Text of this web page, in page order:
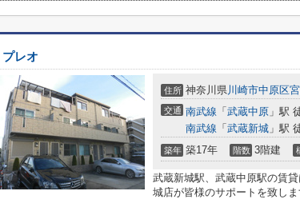
プレオ
住所 神奈川県川崎市中原区
交通 南武線 「 武蔵中原 」駅
南武線 「 武蔵新城 」駅
築年 築17年 階数 3階建
武蔵新城駅、武蔵中原駅の賃
城店が皆様のサポートを致しま